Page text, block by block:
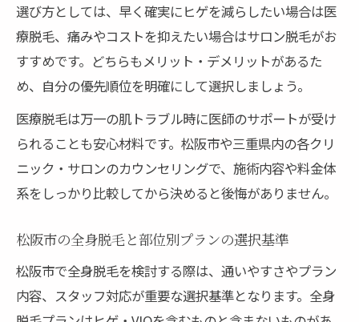
選び方としては、早く確実にヒゲを減らしたい場合は医
療脱毛、痛みやコストを抑えたい場合はサロン脱毛がお
すすめです。どちらもメリット・デメリットがあるた
め、自分の優先順位を明確にして選択しましょう。
医療脱毛は万一の肌トラブル時に医師のサポートが受け
られることも安心材料です。松阪市や三重県内の各クリ
ニック・サロンのカウンセリングで、施術内容や料金体
系をしっかり比較してから決めると後悔がありません。
松阪市の全身脱毛と部位別プランの選択基準
松阪市で全身脱毛を検討する際は、通いやすさやプラン
内容、スタッフ対応が重要な選択基準となります。全身